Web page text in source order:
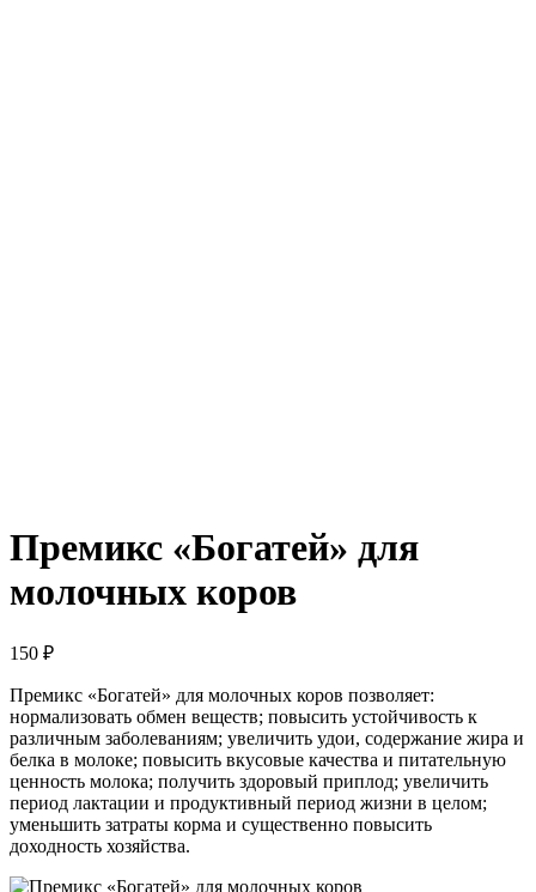
Премикс «Богатей» для
молочных коров
150 ₽
Премикс «Богатей» для молочных коров позволяет:
нормализовать обмен веществ; повысить устойчивость к
различным заболеваниям; увеличить удои, содержание жира и
белка в молоке; повысить вкусовые качества и питательную
ценность молока; получить здоровый приплод; увеличить
период лактации и продуктивный период жизни в целом;
уменьшить затраты корма и существенно повысить
доходность хозяйства.